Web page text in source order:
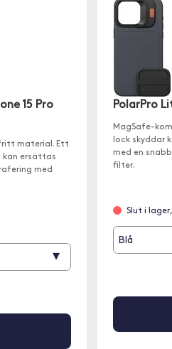
15 Pro
material. Ett
kan ersättas
med
▾
PolarPro
MagSafe-
lock skyddar
med en
filter.
Slut i
Blå